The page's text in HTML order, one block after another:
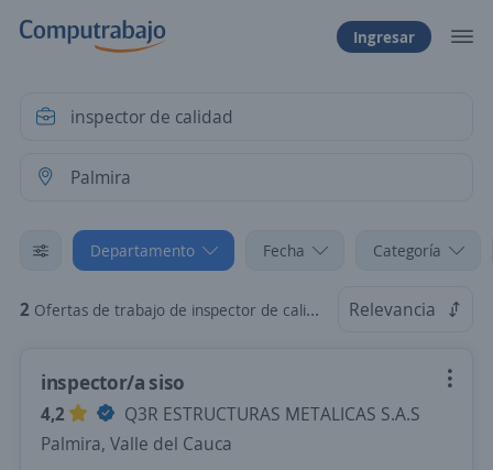
Ingresar
Departamento Fecha Categoría
2 Ofertas de trabajo de inspector de calidad en Palmira, Valle del Cauca Relevancia
inspector/a siso
4,2
Q3R ESTRUCTURAS METALICAS S.A.S
Palmira, Valle del Cauca